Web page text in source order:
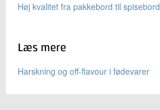
Høj kvalitet fra pakkebord til spisebord
Læs mere
Harskning og off-flavour i fødevarer